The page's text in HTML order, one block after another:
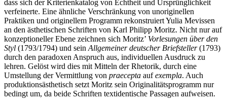
dass sich der Kriterienkatalog von Echtheit und Ursprünglichkeit
verfeinerte. Eine ähnliche Verschränkung von unoriginellen
Praktiken und originellem Programm rekonstruiertYulia Mevissen
an den ästhetischen Schriften von Karl Philipp Moritz. Nicht nur auf
konzeptioneller Ebene zeichnen sich Moritz’ Vorlesungen über den
Styl (1793/1794) und sein Allgemeiner deutscher Briefsteller(1793)
durch den paradoxen Anspruch aus, individuellen Ausdruck zu
lehren. Gelöst wird dies mit Mitteln der Rhetorik, durch eine
Umstellung der Vermittlung von praecepta aufexempla. Auch
produktionsästhetisch setzt Moritz sein Originalitätsprogramm nur
bedingt um, da beide Schriften textidentische Passagen aufweisen.